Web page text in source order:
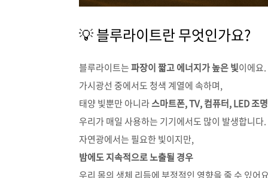
💡 블루라이트란 무엇인가요?
블루라이트는파장이 짧고 에너지가 높은 빛이에요.
가시광선 중에서도 청색 계열에 속하며,
태양 빛뿐만 아니라스마트폰, TV, 컴퓨터, LED 조명
우리가 매일 사용하는 기기에서도 많이 발생합니다.
자연광에서는 필요한 빛이지만,
밤에도 지속적으로 노출될 경우
우리 몸의 생체 리듬에 부정적인 영향을 줄 수 있어